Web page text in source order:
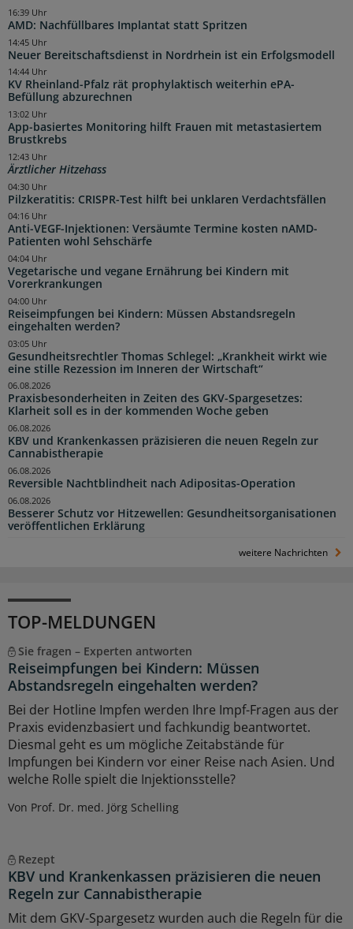
AMD: Nachfüllbares Implantat statt Spritzen
16:39 Uhr
Neuer Bereitschaftsdienst in Nordrhein ist ein Erfolgsmodell
14:45 Uhr
KV Rheinland-Pfalz rät prophylaktisch weiterhin ePA-
Befüllung abzurechnen
14:44 Uhr
App-basiertes Monitoring hilft Frauen mit metastasiertem
Brustkrebs
13:02 Uhr
Ärztlicher Hitzehass
12:43 Uhr
Pilzkeratitis: CRISPR-Test hilft bei unklaren Verdachtsfällen
04:30 Uhr
Anti-VEGF-Injektionen: Versäumte Termine kosten nAMD-
Patienten wohl Sehschärfe
04:16 Uhr
Vegetarische und vegane Ernährung bei Kindern mit
Vorerkrankungen
04:04 Uhr
Reiseimpfungen bei Kindern: Müssen Abstandsregeln
eingehalten werden?
04:00 Uhr
Gesundheitsrechtler Thomas Schlegel: „Krankheit wirkt wie
eine stille Rezession im Inneren der Wirtschaft“
03:05 Uhr
Praxisbesonderheiten in Zeiten des GKV-Spargesetzes:
Klarheit soll es in der kommenden Woche geben
06.08.2026
KBV und Krankenkassen präzisieren die neuen Regeln zur
Cannabistherapie
06.08.2026
Reversible Nachtblindheit nach Adipositas-Operation
06.08.2026
Besserer Schutz vor Hitzewellen: Gesundheitsorganisationen
veröffentlichen Erklärung
06.08.2026
weitere Nachrichten
TOP-MELDUNGEN
Sie fragen – Experten antworten
Reiseimpfungen bei Kindern: Müssen
Abstandsregeln eingehalten werden?
Bei der Hotline Impfen werden Ihre Impf-Fragen aus der
Praxis evidenzbasiert und fachkundig beantwortet.
Diesmal geht es um mögliche Zeitabstände für
Impfungen bei Kindern vor einer Reise nach Asien. Und
welche Rolle spielt die Injektionsstelle?
Von Prof. Dr. med. Jörg Schelling
Rezept
KBV und Krankenkassen präzisieren die neuen
Regeln zur Cannabistherapie
Mit dem GKV-Spargesetz wurden auch die Regeln für die